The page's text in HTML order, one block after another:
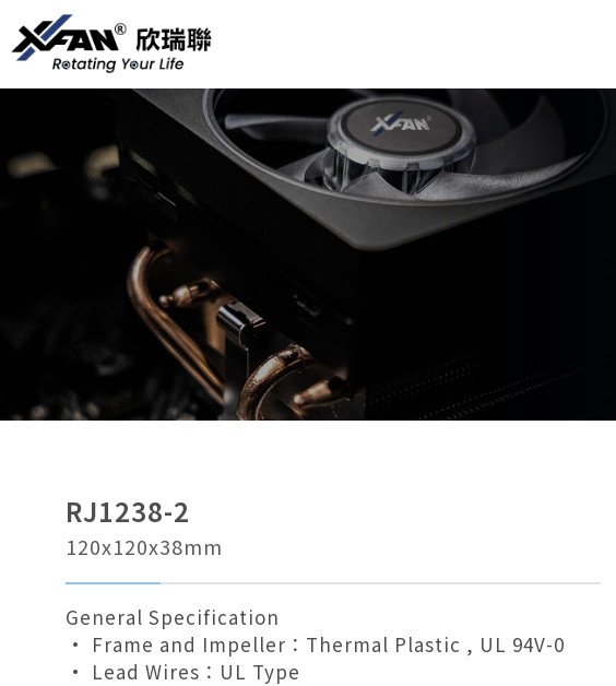
RJ1238-2
120x120x38mm
General Specification
• Frame and Impeller：Thermal Plastic , UL 94V-0
• Lead Wires：UL Type